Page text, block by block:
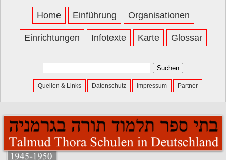
Home Einführung Organisationen
Einrichtungen Infotexte Karte Glossar
Suchen
nach:
Quellen & Links Datenschutz Impressum Partner